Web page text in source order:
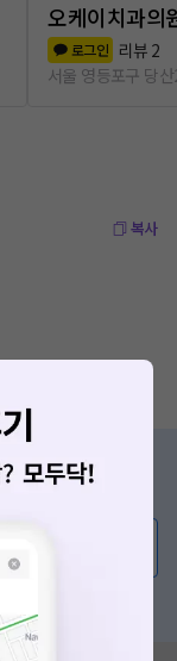
오케이치과의
로그인 리뷰 2
서울 영등포구 당
복사
나요?
보러가기